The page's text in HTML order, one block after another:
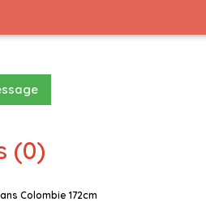
(0)
Colombie 172cm